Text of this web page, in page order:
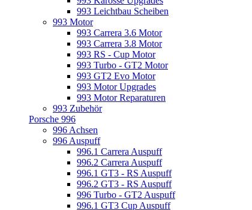
993 Leichtbau Scheiben
993 Motor
993 Carrera 3.6 Motor
993 Carrera 3.8 Motor
993 RS - Cup Motor
993 Turbo - GT2 Motor
993 GT2 Evo Motor
993 Motor Upgrades
993 Motor Reparaturen
993 Zubehör
Porsche 996
996 Achsen
996 Auspuff
996.1 Carrera Auspuff
996.2 Carrera Auspuff
996.1 GT3 - RS Auspuff
996.2 GT3 - RS Auspuff
996 Turbo - GT2 Auspuff
996.1 GT3 Cup Auspuff